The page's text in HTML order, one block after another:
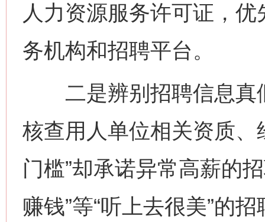
人力资源服务许可证，
务机构和招聘平台。
二是辨别招聘信息真
核查用人单位相关资质、
门槛”却承诺异常高薪的
赚钱”等“听上去很美”的